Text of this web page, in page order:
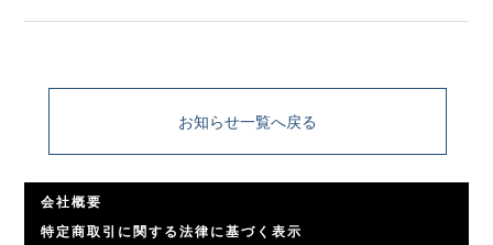
お知らせ一覧へ戻る
会社概要
特定商取引に関する法律に基づく表示